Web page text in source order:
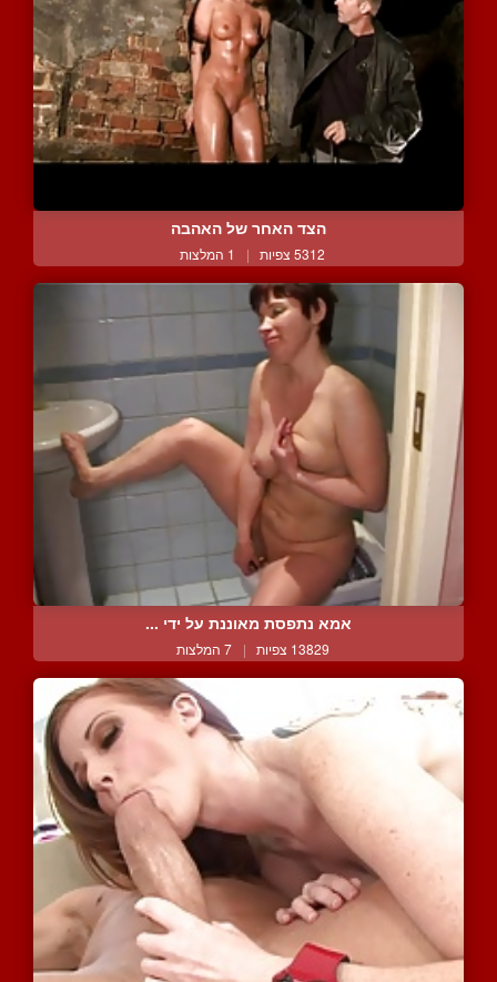
הצד האחר של האהבה
5312 צפיות | 1 המלצות
אמא נתפסת מאוננת על ידי ...
13829 צפיות | 7 המלצות